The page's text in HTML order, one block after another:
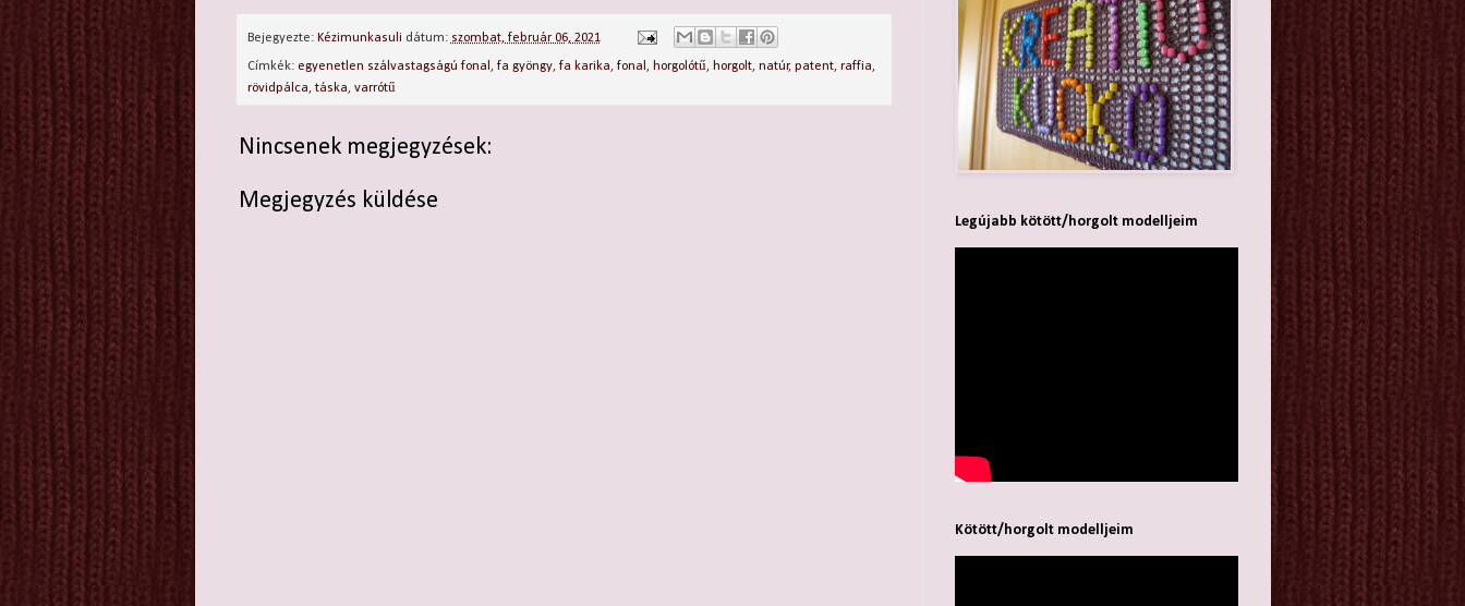
Bejegyezte: Kézimunkasuli dátum: szombat, február 06, 2021
Címkék: egyenetlen szálvastagságú fonal, fa gyöngy, fa karika, fonal, horgolótű, horgolt, natúr, patent, raffia,
rövidpálca, táska, varrótű
Nincsenek megjegyzések:
Megjegyzés küldése
Legújabb kötött/horgolt modelljeim
Kötött/horgolt modelljeim